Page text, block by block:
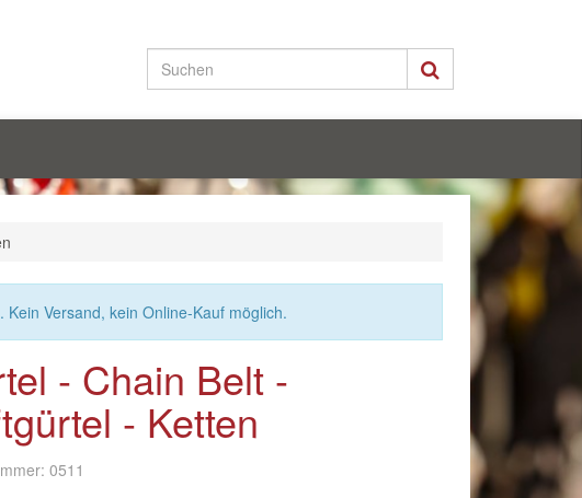
Versand, kein Online-Kauf möglich.
- Chain Belt -
- Ketten
0511